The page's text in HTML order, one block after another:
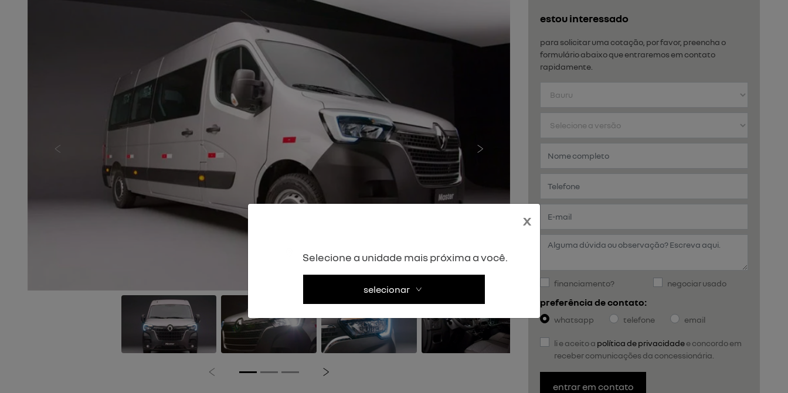
estou interessado
para solicitar uma cotação, por favor, preencha o
formulário abaixo que entraremos em contato
rapidamente.
financiamento? negociar usado
preferência de contato:
whatsapp telefone email
li e aceito a política de privacidadee concordo em
receber comunicações da concessionária.
entrar em contato
Anterior Próximo
Anterior Próximo
x
Selecione a unidade mais próxima a você.
selecionar